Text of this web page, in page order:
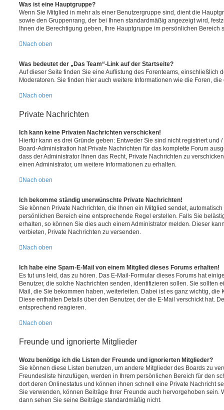
Was ist eine Hauptgruppe?
Wenn Sie Mitglied in mehr als einer Benutzergruppe sind, dient die
sowie den Gruppenrang, der bei Ihnen standardmäßig angezeigt wird,
Ihnen die Berechtigung geben, Ihre Hauptgruppe im persönlichen Bereich
Nach oben
Was bedeutet der „Das Team“-Link auf der Startseite?
Auf dieser Seite finden Sie eine Auflistung des Forenteams, einschließlich
Moderatoren. Sie finden hier auch weitere Informationen wie die Foren,
Nach oben
Private Nachrichten
Ich kann keine Privaten Nachrichten verschicken!
Hierfür kann es drei Gründe geben: Entweder Sie sind nicht registriert und
Board-Administration hat Private Nachrichten für das komplette Forum
dass der Administrator Ihnen das Recht, Private Nachrichten zu
einen Administrator, um weitere Informationen zu erhalten.
Nach oben
Ich bekomme ständig unerwünschte Private Nachrichten!
Sie können Private Nachrichten, die Ihnen ein Mitglied sendet,
persönlichen Bereich eine entsprechende Regel erstellen. Falls Sie
erhalten, so können Sie dies auch einem Administrator melden. Dieser
verbieten, Private Nachrichten zu versenden.
Nach oben
Ich habe eine Spam-E-Mail von einem Mitglied dieses Forums erhalten!
Es tut uns leid, das zu hören. Das E-Mail-Formular dieses Forums hat
Benutzer, die solche Nachrichten senden, identifizieren sollen. Sie sollten
Mail, die Sie bekommen haben, weiterleiten. Dabei ist es ganz wichtig, die
Diese enthalten Details über den Benutzer, der die E-Mail verschickt hat.
entsprechend reagieren.
Nach oben
Freunde und ignorierte Mitglieder
Wozu benötige ich die Listen der Freunde und ignorierten Mitglieder?
Sie können diese Listen benutzen, um andere Mitglieder des Boards zu
Freundesliste hinzufügen, werden in Ihrem persönlichen Bereich für den
dort deren Onlinestatus und können ihnen schnell eine Private Nachricht
Sie verwenden, können Beiträge Ihrer Freunde auch hervorgehoben sein.
dann sehen Sie seine Beiträge standardmäßig nicht.